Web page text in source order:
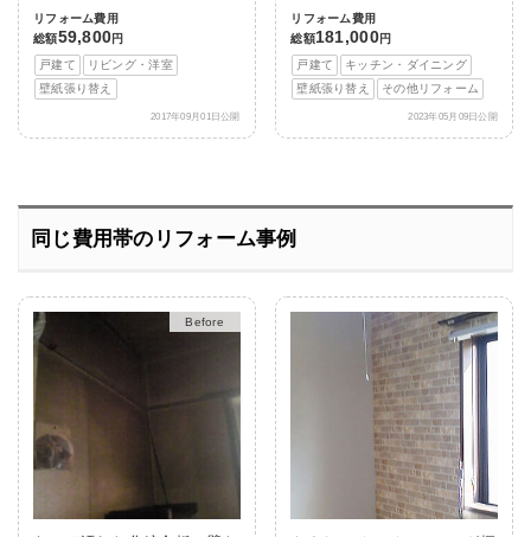
リフォーム費用
総額59,800円
戸建て
リビング・洋室
壁紙張り替え
2017年09月01日公開
リフォーム費用
総額181,000円
戸建て
キッチン・ダイニング
壁紙張り替え
その他リフォーム
2023年05月09日公開
同じ費用帯のリフォーム事例
After